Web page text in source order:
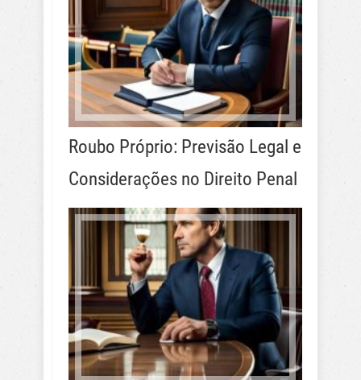
Roubo Próprio: Previsão Legal e
Considerações no Direito Penal